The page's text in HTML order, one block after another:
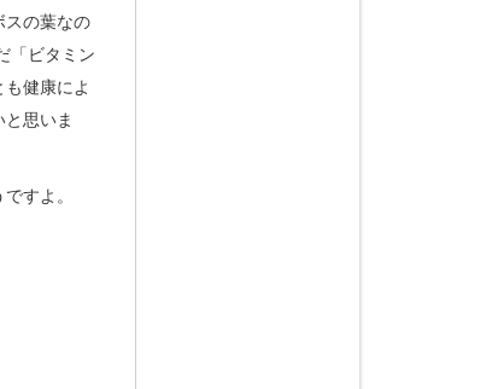
スの葉なの
「ビタミン
健康によ
思いま
すよ。